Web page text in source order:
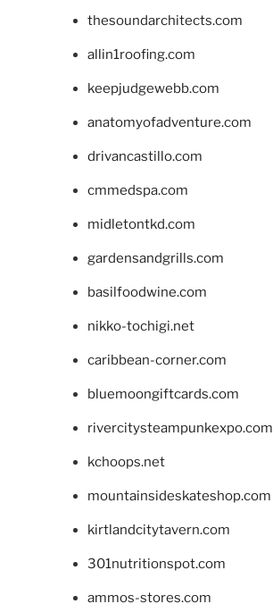
thesoundarchitects.com
allin1roofing.com
keepjudgewebb.com
anatomyofadventure.com
drivancastillo.com
cmmedspa.com
midletontkd.com
gardensandgrills.com
basilfoodwine.com
nikko-tochigi.net
caribbean-corner.com
bluemoongiftcards.com
rivercitysteampunkexpo.com
kchoops.net
mountainsideskateshop.com
kirtlandcitytavern.com
301nutritionspot.com
ammos-stores.com